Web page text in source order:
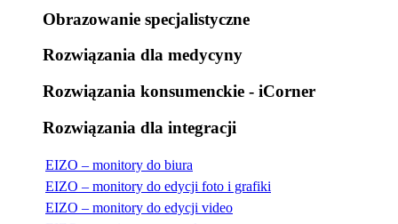
Obrazowanie specjalistyczne
Rozwiązania dla medycyny
Rozwiązania konsumenckie - iCorner
Rozwiązania dla integracji
EIZO – monitory do biura
EIZO – monitory do edycji foto i grafiki
EIZO – monitory do edycji video